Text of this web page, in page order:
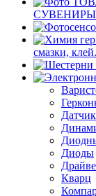
СУВЕНИРЫ
смазки, клей.
Диоды
Кварц